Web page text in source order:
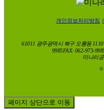
개인정보처리방침
61011 광주광역시 북구 오룡동
9985FAX: 062-973-
미나리
©
페이지 상단으로 이동